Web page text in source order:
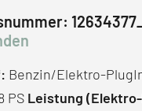
Benzin/Elektro-
PS Leistung